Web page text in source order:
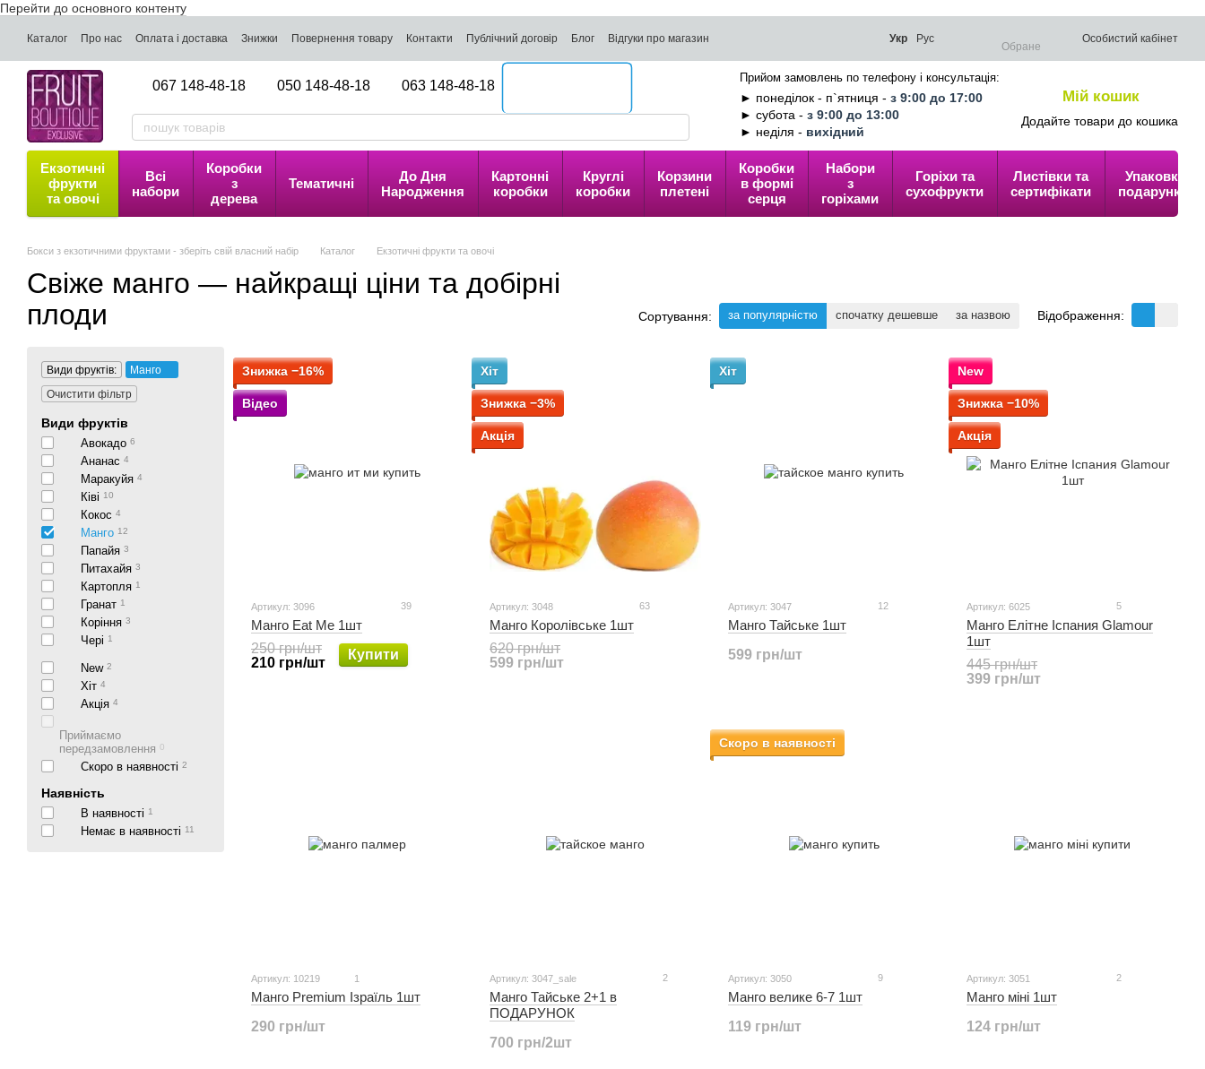
Перейти до основного контенту
Каталог Про нас Оплата і доставка Знижки Повернення товару Контакти Публічний договір Блог Відгуки про магазин Укр Рус
Обране
Особистий кабінет
067 148-48-18 050 148-48-18 063 148-48-18
Прийом замовлень по телефону і консультація:
► понеділок - п`ятниця -з 9:00 до 17:00
► субота -з 9:00 до 13:00
► неділя - вихідний
Мій кошик
Додайте товари до кошика
Екзотичні
фрукти
та овочі
Всі
набори
Коробки
з
дерева
Тематичні
До Дня
Народження
Картонні
коробки
Круглі
коробки
Корзини
плетені
Коробки
в формі
серця
Набори
з
горіхами
Горіхи та
сухофрукти
Листівки та
сертифікати
Упаковка
подарунків
Бокси з екзотичними фруктами - зберіть свій власний набір Каталог Екзотичні фрукти та овочі
Свіже манго — найкращі ціни та добірні
плоди
Сортування: за популярністю спочатку дешевше за назвою Відображення:
Знижка −16%
Відео
Артикул: 3096 39
Манго Eat Me 1шт
250 грн/шт
210 грн/шт
Купити
Хіт
Знижка −3%
Акція
Артикул: 3048 63
Манго Королівське 1шт
620 грн/шт
599 грн/шт
Хіт
Артикул: 3047 12
Манго Тайське 1шт
599 грн/шт
New
Знижка −10%
Акція
Артикул: 6025 5
Манго Елітне Іспания Glamour
1шт
445 грн/шт
399 грн/шт
Артикул: 10219 1
Манго Premium Ізраїль 1шт
290 грн/шт
Артикул: 3047_sale 2
Манго Тайське 2+1 в
ПОДАРУНОК
700 грн/2шт
Скоро в наявності
Артикул: 3050 9
Манго велике 6-7 1шт
119 грн/шт
Артикул: 3051 2
Манго міні 1шт
124 грн/шт
Види фруктів:
Манго
Очистити фільтр
Види фруктів
Авокадо 6
Ананас 4
Маракуйя 4
Ківі 10
Кокос 4
Манго 12
Папайя 3
Питахайя 3
Картопля 1
Гранат 1
Коріння 3
Чері 1
New 2
Хіт 4
Акція 4
Приймаємо
передзамовлення 0
Скоро в наявності 2
Наявність
В наявності 1
Немає в наявності 11